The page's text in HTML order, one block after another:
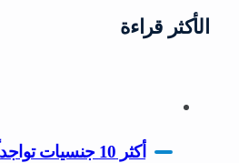
الأكثر قراءة
أكثر 10 جنسيات تواجداً في قطر 2025